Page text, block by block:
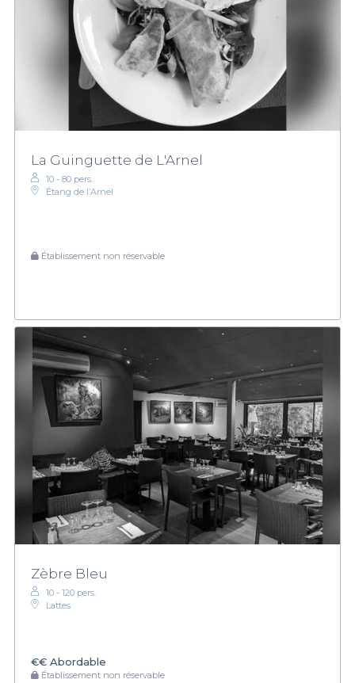
La Guinguette de L'Arnel
10 - 80 pers.
Étang de l’Arnel
Établissement non réservable
Zèbre Bleu
10 - 120 pers.
Lattes
€€ Abordable
Établissement non réservable